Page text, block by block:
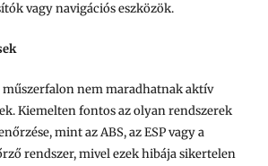
vagy navigációs eszközök.
nem maradhatnak aktív
Kiemelten fontos az olyan rendszerek
mint az ABS, az ESP vagy a
rendszer, mivel ezek hibája sikertelen